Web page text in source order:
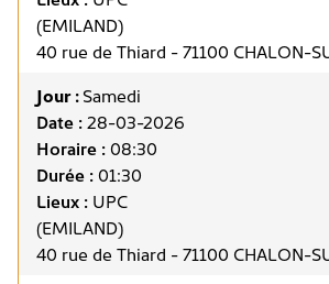
(EMILAND)
40 rue de Thiard - 71100 CHALON-
Jour :Samedi
Date :28-03-2026
Horaire :08:30
Durée :01:30
Lieux : UPC
(EMILAND)
40 rue de Thiard - 71100 CHALON-